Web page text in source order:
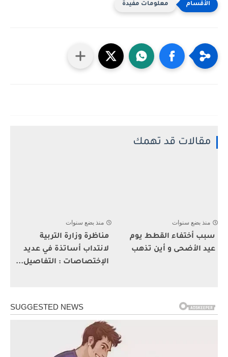
معلومات مفيدة
مقالات قد تهمك
منذ بضع سنوات
سبب أختفاء القطط يوم
عيد الأضحى و أين تذهب
منذ بضع سنوات
مناظرة وزارة التربية
لانتداب أساتذة في عديد
الإختصاصات : التفاصيل...